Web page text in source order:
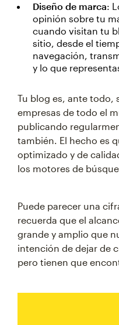
Diseño de marca:
opinión sobre tu
cuando visitan tu
sitio, desde el
navegación,
y lo que
Tu blog es, ante todo,
empresas de todo el
publicando
también. El hecho es
optimizado y de
los motores de
Puede parecer una
recuerda que el
grande y amplio que
intención de dejar de
pero tienen que